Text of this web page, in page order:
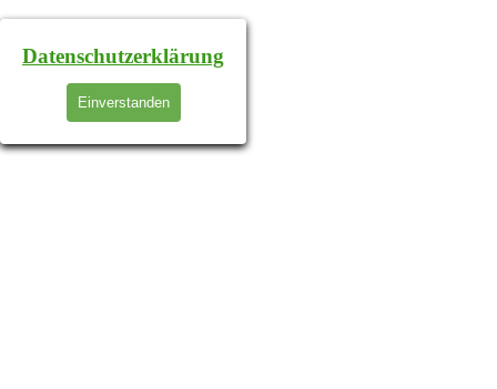
Datenschutzerklärung
Einverstanden